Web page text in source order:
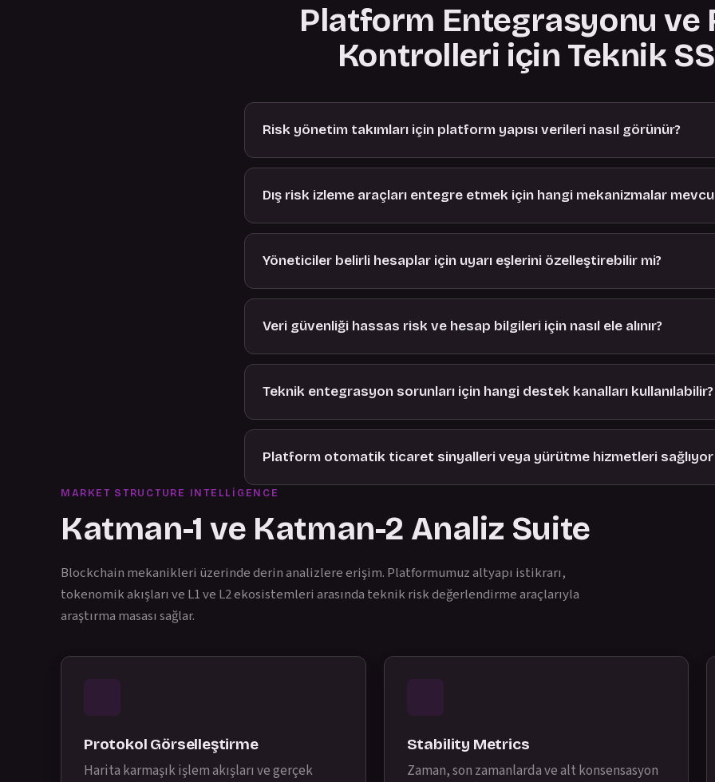
Platform Entegrasyonu ve
Kontrolleri için Teknik
Risk yönetim takımları için platform yapısı verileri nasıl görünür?
Dış risk izleme araçları entegre etmek için hangi mekanizmalar
Yöneticiler belirli hesaplar için uyarı eşlerini özelleştirebilir mi?
Veri güvenliği hassas risk ve hesap bilgileri için nasıl ele alınır?
Teknik entegrasyon sorunları için hangi destek kanalları kullanılabilir?
Platform otomatik ticaret sinyalleri veya yürütme hizmetleri sağlıyor
MARKET STRUCTURE INTELLIGENCE
Katman-1 ve Katman-2 Analiz Suite
Blockchain mekanikleri üzerinde derin analizlere erişim. Platformumuz altyapı istikrarı,
tokenomik akışları ve L1 ve L2 ekosistemleri arasında teknik risk değerlendirme araçlarıyla
araştırma masası sağlar.
Protokol Görselleştirme
Harita karmaşık işlem akışları ve gerçek
Stability Metrics
Zaman, son zamanlarda ve alt konsensasyon